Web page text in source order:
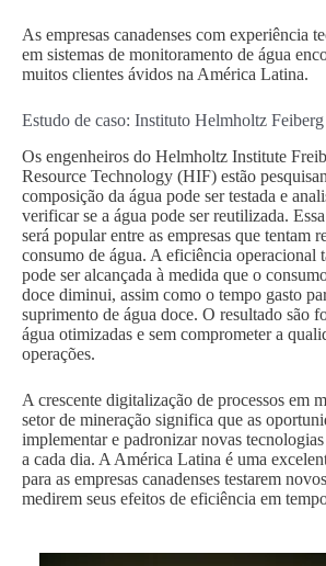
As empresas canadenses com experiência
em sistemas de monitoramento de água
muitos clientes ávidos na América Latina.
Estudo de caso: Instituto Helmholtz Feiberg
Os engenheiros do Helmholtz Institute
Resource Technology (HIF) estão
composição da água pode ser testada e
verificar se a água pode ser reutilizada.
será popular entre as empresas que tentam
consumo de água. A eficiência operacional
pode ser alcançada à medida que o
doce diminui, assim como o tempo gasto
suprimento de água doce. O resultado são
água otimizadas e sem comprometer a
operações.
A crescente digitalização de processos em
setor de mineração significa que as
implementar e padronizar novas
a cada dia. A América Latina é uma
para as empresas canadenses testarem
medirem seus efeitos de eficiência em